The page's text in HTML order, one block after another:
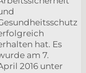
hat. Es
am 7.
2016 unter